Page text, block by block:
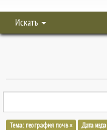
Искать
Тема: география почв × Дата